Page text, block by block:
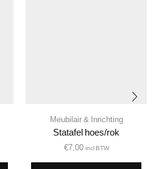
Meubilair & Inrichting
Statafel hoes/rok
€7,00 incl BTW